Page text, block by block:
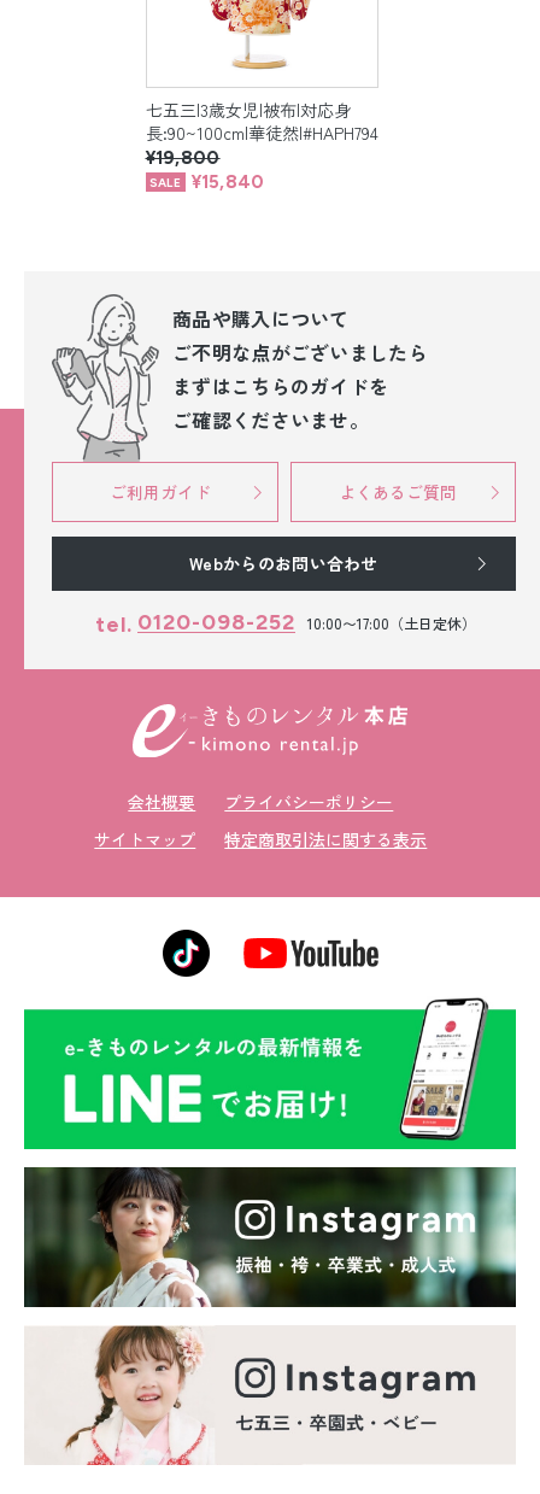
七五三|3歳女児|被布|対応身
長:90~100cm|華徒然|#HAPH794
¥19,800
¥15,840
商品や購入について
ご不明な点がございましたら
まずはこちらのガイドを
ご確認くださいませ。
ご利用ガイド よくあるご質問
Webからのお問い合わせ
tel. 0120-098-252 10:00〜17:00（土日定休）
会社概要
プライバシーポリシー
サイトマップ
特定商取引法に関する表示